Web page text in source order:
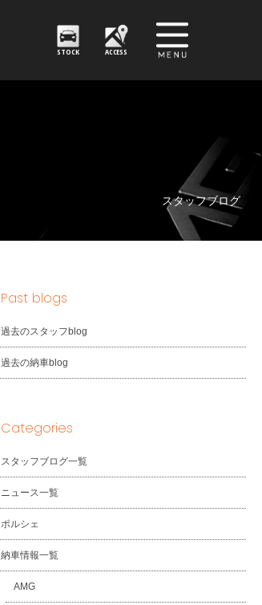
STOCK ACCESS
スタッフブログ
Past blogs
過去のスタッフblog
過去の納車blog
Categories
スタッフブログ一覧
ニュース一覧
ポルシェ
納車情報一覧
AMG